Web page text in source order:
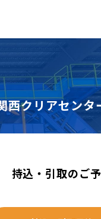
西クリアセンタ
持込・引取のご